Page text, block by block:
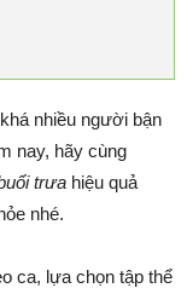
nhiều người bận
nay, hãy cùng
trưa hiệu quả
nhé.
ca, lựa chọn tập thể